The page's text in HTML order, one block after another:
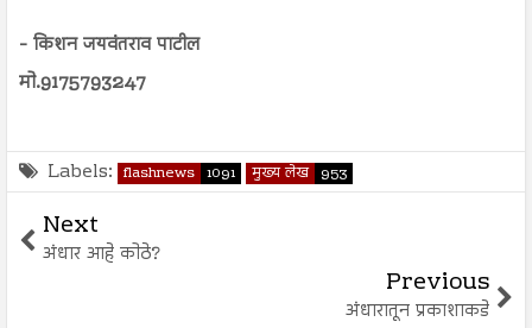
- किशन जयवंतराव पाटील
मो.9175793247
Labels: flashnews 1091 मुख्य लेख 953
Next
अंधार आहे कोठे?
Previous
अंधारातून प्रकाशाकडे